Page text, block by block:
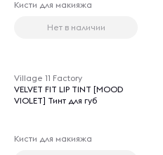
Кисти для макияжа
Нет в наличии
Village 11 Factory
VELVET FIT LIP TINT [MOOD
VIOLET] Тинт для губ
Кисти для макияжа